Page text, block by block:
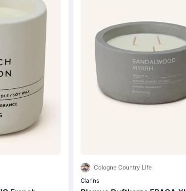
Cologne Country Life
Clarins